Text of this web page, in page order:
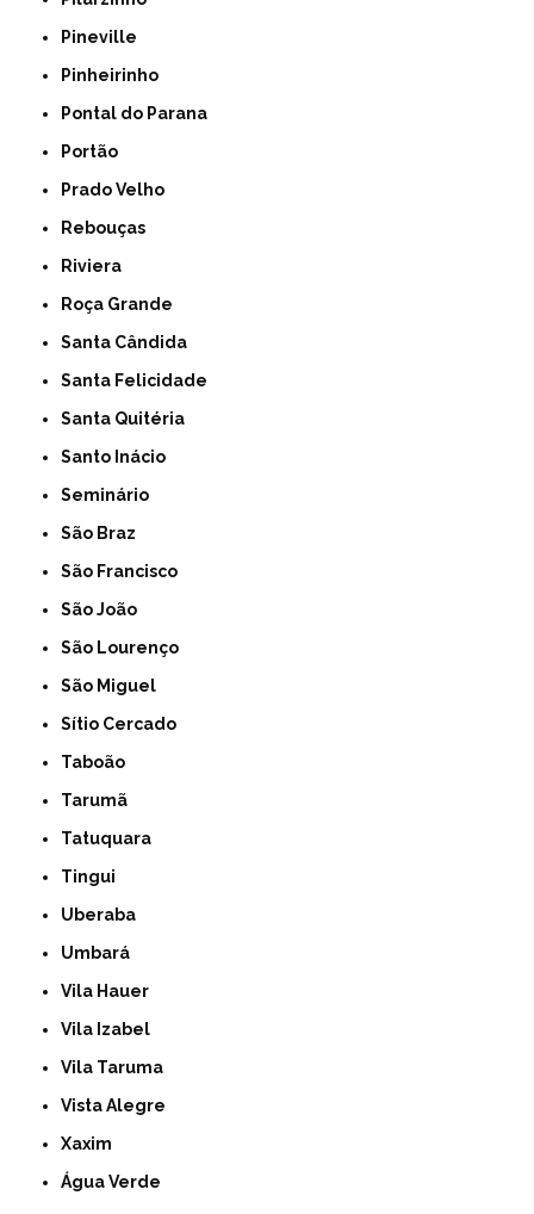
Pineville
Pinheirinho
Pontal do Parana
Portão
Prado Velho
Rebouças
Riviera
Roça Grande
Santa Cândida
Santa Felicidade
Santa Quitéria
Santo Inácio
Seminário
São Braz
São Francisco
São João
São Lourenço
São Miguel
Sítio Cercado
Taboão
Tarumã
Tatuquara
Tingui
Uberaba
Umbará
Vila Hauer
Vila Izabel
Vila Taruma
Vista Alegre
Xaxim
Água Verde